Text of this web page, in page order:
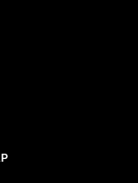
хохлы! -
и отключили
"В Крыму